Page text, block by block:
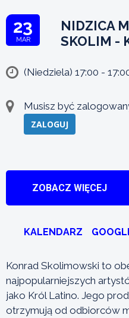
23
MAR
NIDZICA
SKOLIM -
(Niedziela) 17:00 -
Musisz być
ZALOGUJ
ZOBACZ WIĘCEJ
KALENDARZ
Konrad Skolimowski to
najpopularniejszych
jako Król Latino. Jego
otrzymują od odbiorców